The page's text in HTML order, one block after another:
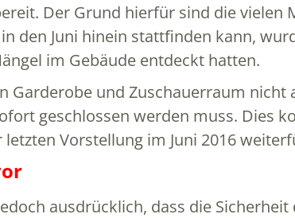
Der Grund hierfür sind die
den Juni hinein stattfinden kann,
im Gebäude entdeckt hatten.
Garderobe und Zuschauerraum
geschlossen werden muss. Dies
Vorstellung im Juni 2016
ausdrücklich, dass die